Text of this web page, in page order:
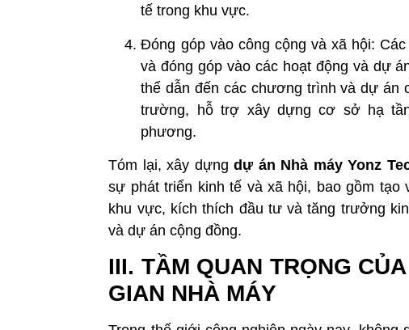
tế trong khu vực.
Đóng góp vào công cộng và xã hội:
và đóng góp vào các hoạt động và dự
thể dẫn đến các chương trình và dự án
trường, hỗ trợ xây dựng cơ sở hạ
phương.
Tóm lại, xây dựngdự án Nhà máy Yonz
sự phát triển kinh tế và xã hội, bao gồm tạo
khu vực, kích thích đầu tư và tăng trưởng
và dự án cộng đồng.
III. TẦM QUAN TRỌNG
GIAN NHÀ MÁY